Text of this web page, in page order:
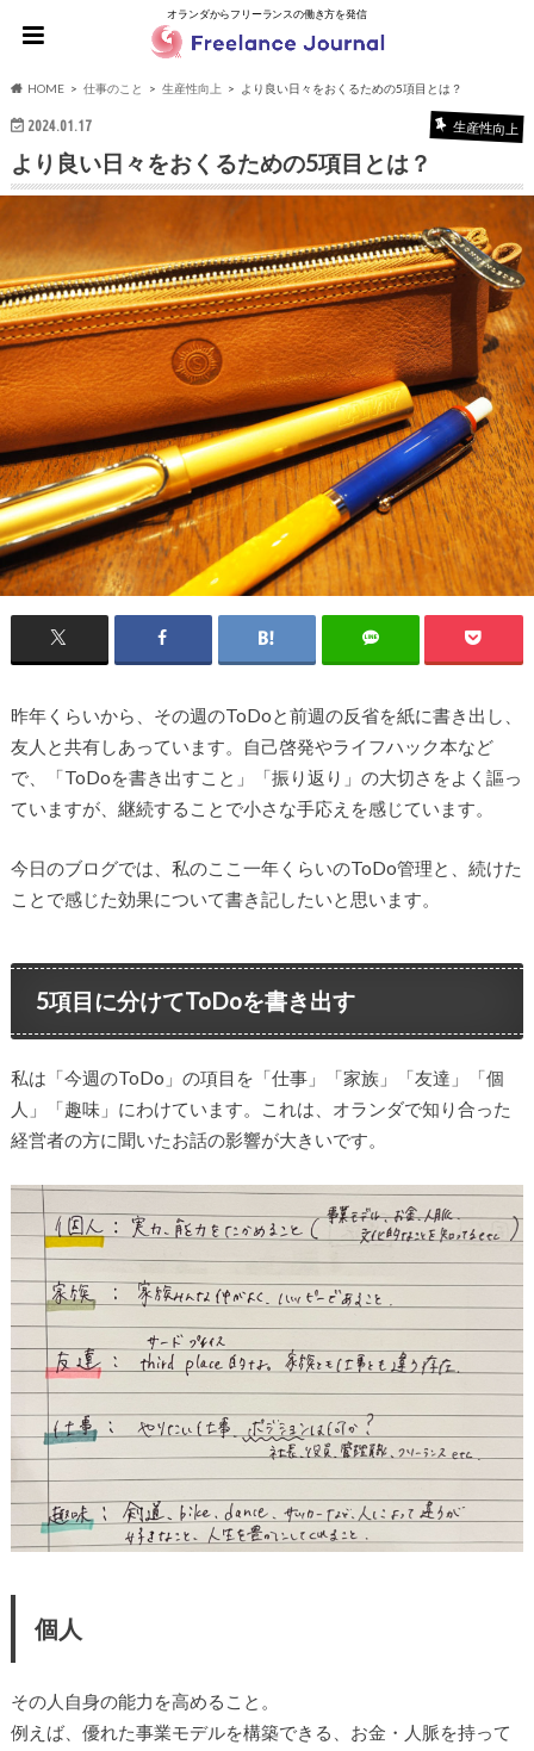
オランダからフリーランスの働き方を発信
HOME 仕事のこと 生産性向上 より良い日々をおくるための5項目とは？
2024.01.17 生産性向上
より良い日々をおくるための5項目とは？
昨年くらいから、その週のToDoと前週の反省を紙に書き出し、
友人と共有しあっています。自己啓発やライフハック本など
で、「ToDoを書き出すこと」「振り返り」の大切さをよく謳っ
ていますが、継続することで小さな手応えを感じています。
今日のブログでは、私のここ一年くらいのToDo管理と、続けた
ことで感じた効果について書き記したいと思います。
5項目に分けてToDoを書き出す
私は「今週のToDo」の項目を「仕事」「家族」「友達」「個
人」「趣味」にわけています。これは、オランダで知り合った
経営者の方に聞いたお話の影響が大きいです。
個人
その人自身の能力を高めること。
例えば、優れた事業モデルを構築できる、お金・人脈を持って